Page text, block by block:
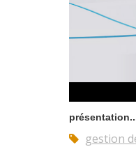
gestion